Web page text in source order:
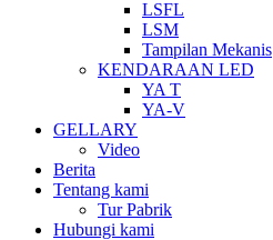
LSFL
LSM
Tampilan Mekanis
KENDARAAN LED
YA T
YA-V
GELLARY
Video
Berita
Tentang kami
Tur Pabrik
Hubungi kami